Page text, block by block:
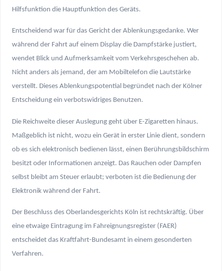
Hilfsfunktion die Hauptfunktion des Geräts.
Entscheidend war für das Gericht der Ablenkungsgedanke. Wer
während der Fahrt auf einem Display die Dampfstärke justiert,
wendet Blick und Aufmerksamkeit vom Verkehrsgeschehen ab.
Nicht anders als jemand, der am Mobiltelefon die Lautstärke
verstellt. Dieses Ablenkungspotential begründet nach der Kölner
Entscheidung ein verbotswidriges Benutzen.
Die Reichweite dieser Auslegung geht über E-Zigaretten hinaus.
Maßgeblich ist nicht, wozu ein Gerät in erster Linie dient, sondern
ob es sich elektronisch bedienen lässt, einen Berührungsbildschirm
besitzt oder Informationen anzeigt. Das Rauchen oder Dampfen
selbst bleibt am Steuer erlaubt; verboten ist die Bedienung der
Elektronik während der Fahrt.
Der Beschluss des Oberlandesgerichts Köln ist rechtskräftig. Über
eine etwaige Eintragung im Fahreignungsregister (FAER)
entscheidet das Kraftfahrt-Bundesamt in einem gesonderten
Verfahren.